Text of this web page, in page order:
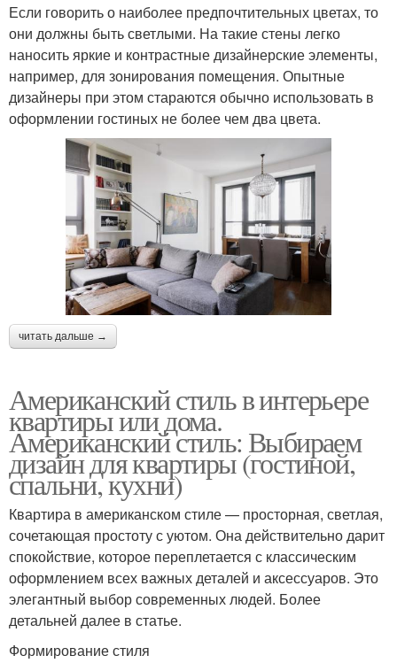
Если говорить о наиболее предпочтительных цветах, то
они должны быть светлыми. На такие стены легко
наносить яркие и контрастные дизайнерские элементы,
например, для зонирования помещения. Опытные
дизайнеры при этом стараются обычно использовать в
оформлении гостиных не более чем два цвета.
читать дальше →
Американский стиль в интерьере
квартиры или дома.
Американский стиль: Выбираем
дизайн для квартиры (гостиной,
спальни, кухни)
Квартира в американском стиле — просторная, светлая,
сочетающая простоту с уютом. Она действительно дарит
спокойствие, которое переплетается с классическим
оформлением всех важных деталей и аксессуаров. Это
элегантный выбор современных людей. Более
детальней далее в статье.
Формирование стиля